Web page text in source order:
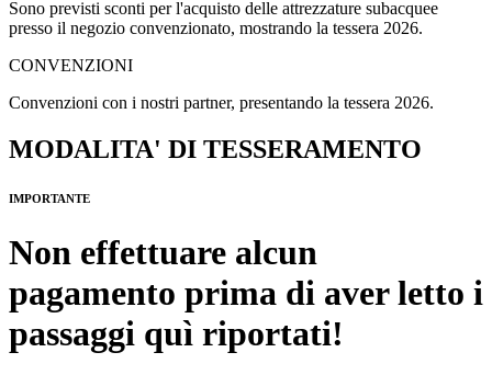
Sono previsti sconti per l'acquisto delle attrezzature subacquee
presso il negozio convenzionato, mostrando la tessera 2026.
CONVENZIONI
Convenzioni con i nostri partner, presentando la tessera 2026.
MODALITA' DI TESSERAMENTO
IMPORTANTE
Non effettuare alcun
pagamento prima di aver letto i
passaggi quì riportati!